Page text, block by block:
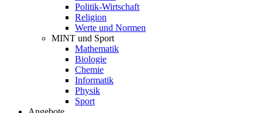
Politik-Wirtschaft
Religion
Werte und Normen
MINT und Sport
Mathematik
Biologie
Chemie
Informatik
Physik
Sport